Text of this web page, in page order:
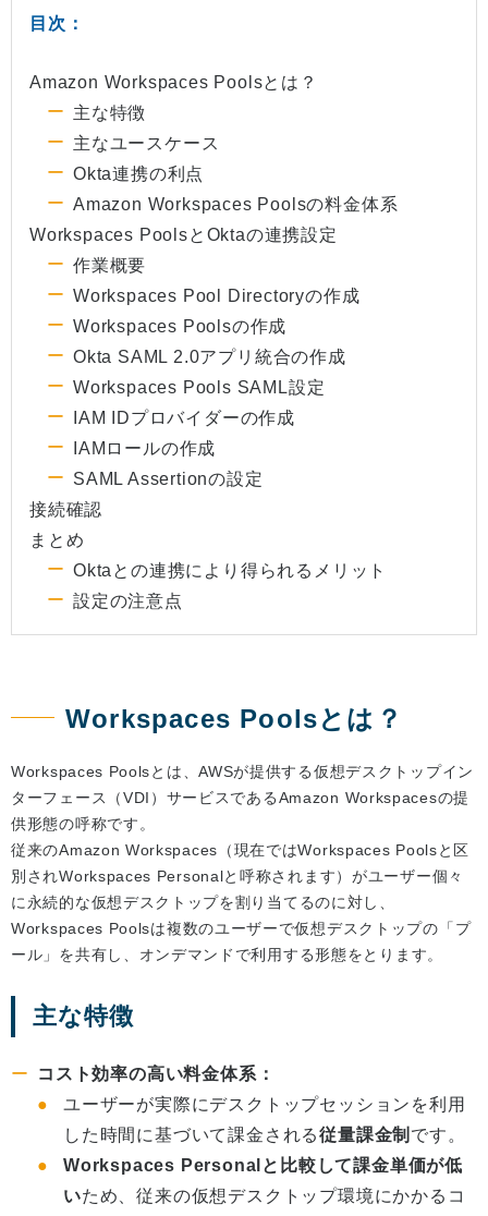
目次：
Amazon Workspaces Poolsとは？
主な特徴
主なユースケース
Okta連携の利点
Amazon Workspaces Poolsの料金体系
Workspaces PoolsとOktaの連携設定
作業概要
Workspaces Pool Directoryの作成
Workspaces Poolsの作成
Okta SAML 2.0アプリ統合の作成
Workspaces Pools SAML設定
IAM IDプロバイダーの作成
IAMロールの作成
SAML Assertionの設定
接続確認
まとめ
Oktaとの連携により得られるメリット
設定の注意点
Workspaces Poolsとは？
Workspaces Poolsとは、AWSが提供する仮想デスクトップイン
ターフェース（VDI）サービスであるAmazon Workspacesの提
供形態の呼称です。
従来のAmazon Workspaces（現在ではWorkspaces Poolsと区
別されWorkspaces Personalと呼称されます）がユーザー個々
に永続的な仮想デスクトップを割り当てるのに対し、
Workspaces Poolsは複数のユーザーで仮想デスクトップの「プ
ール」を共有し、オンデマンドで利用する形態をとります。
主な特徴
コスト効率の高い料金体系：
ユーザーが実際にデスクトップセッションを利用
した時間に基づいて課金される従量課金制 です。
Workspaces Personalと比較して課金単価が低
いため、従来の仮想デスクトップ環境にかかるコ